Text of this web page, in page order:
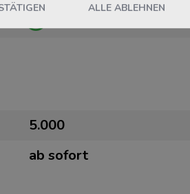
5.000
ab sofort
ALLE ABLEHNEN